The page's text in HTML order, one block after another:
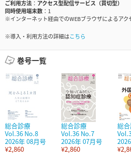
ご利用方法
アクセス型配信サービス（買切型）
同時使用端末数
1
※インターネット経由でのWEBブラウザによるアク
※導入・利用方法の詳細はこちら
巻号一覧
総合診療
Vol.36 No.8
2026年 08月号
¥2,860
総合診療
Vol.36 No.7
2026年 07月号
¥2,860
総